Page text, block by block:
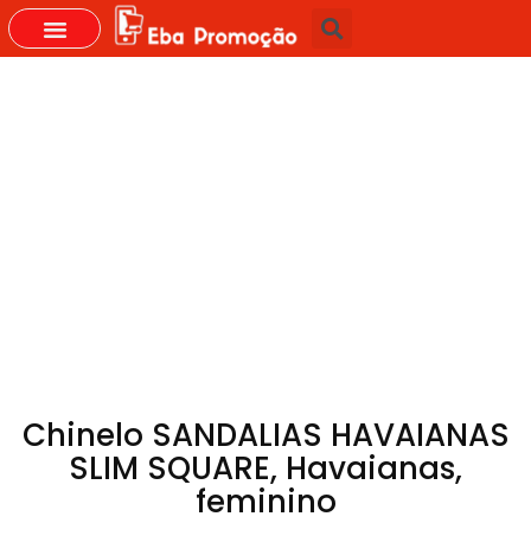
Chinelo SANDALIAS HAVAIANAS
SLIM SQUARE, Havaianas,
feminino